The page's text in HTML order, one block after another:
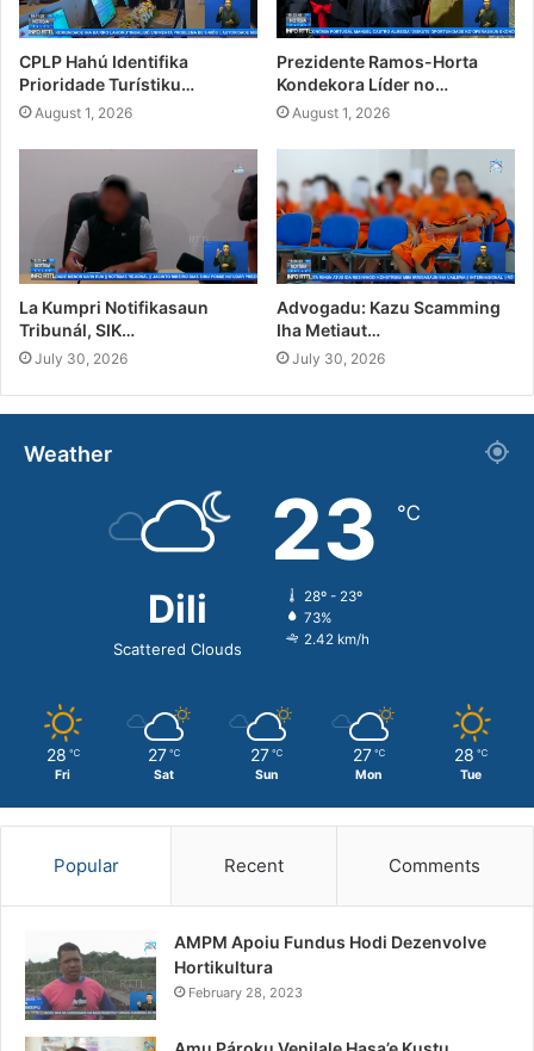
CPLP Hahú Identifika
Prioridade Turístiku…
August 1, 2026
Prezidente Ramos-Horta
Kondekora Líder no…
August 1, 2026
La Kumpri Notifikasaun
Tribunál, SIK…
July 30, 2026
Advogadu: Kazu Scamming
Iha Metiaut…
July 30, 2026
Weather
Dili
Scattered Clouds
23 ℃
28º - 23º
73%
2.42 km/h
28 ℃
Fri
27 ℃
Sat
27 ℃
Sun
27 ℃
Mon
28 ℃
Tue
Popular Recent Comments
AMPM Apoiu Fundus Hodi Dezenvolve
Hortikultura
February 28, 2023